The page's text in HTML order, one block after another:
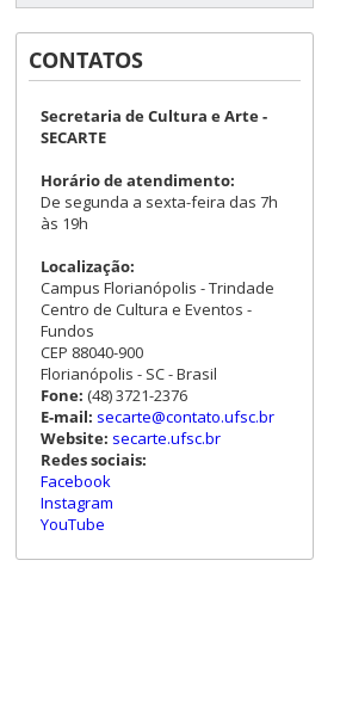
CONTATOS
Secretaria de Cultura e Arte -
SECARTE
Horário de atendimento:
De segunda a sexta-feira das 7h
às 19h
Localização:
Campus Florianópolis - Trindade
Centro de Cultura e Eventos -
Fundos
CEP 88040-900
Florianópolis - SC - Brasil
Fone: (48) 3721-2376
E-mail: secarte@contato.ufsc.br
Website: secarte.ufsc.br
Redes sociais:
Facebook
Instagram
YouTube